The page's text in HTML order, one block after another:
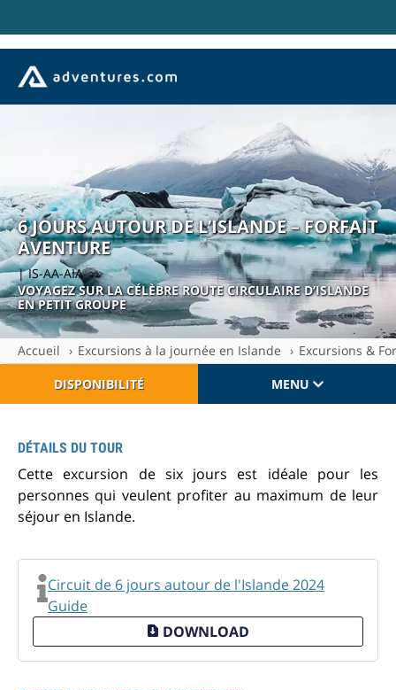
6 JOURS AUTOUR DE L’ISLANDE – FORFAIT
AVENTURE
| IS-AA-AIA
VOYAGEZ SUR LA CÉLÈBRE ROUTE CIRCULAIRE D’ISLANDE
EN PETIT GROUPE
Accueil Excursions à la journée en Islande
Excursions &
DISPONIBILITÉ
MENU
DÉTAILS DU TOUR
Cette excursion de six jours est idéale pour les
personnes qui veulent profiter au maximum de leur
séjour en Islande.
Circuit de 6 jours autour de l'Islande 2024
Guide
DOWNLOAD